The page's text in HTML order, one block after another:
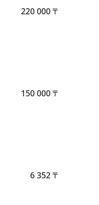
220 000₸
150 000₸
6 352₸